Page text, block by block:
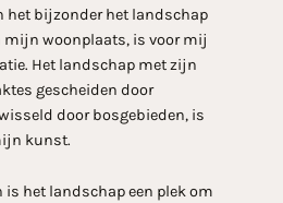
het bijzonder het landschap
mijn woonplaats, is voor mij
Het landschap met zijn
gescheiden door
door bosgebieden, is
kunst.
het landschap een plek om